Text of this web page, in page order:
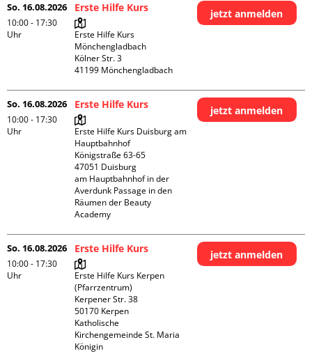
So. 16.08.2026
10:00 - 17:30
Uhr
Erste Hilfe Kurs
Erste Hilfe Kurs
Mönchengladbach
Kölner Str. 3
jetzt anmelden
So. 16.08.2026
10:00 - 17:30
Uhr
Erste Hilfe Kurs
Erste Hilfe Kurs Duisburg am
Hauptbahnhof
Königstraße 63-65
47051 Duisburg
am Hauptbahnhof in der
Averdunk Passage in den
Räumen der Beauty
Academy
jetzt anmelden
So. 16.08.2026
10:00 - 17:30
Uhr
Erste Hilfe Kurs
Erste Hilfe Kurs Kerpen
(Pfarrzentrum)
Kerpener Str. 38
50170 Kerpen
Katholische
Kirchengemeinde St. Maria
Königin
jetzt anmelden